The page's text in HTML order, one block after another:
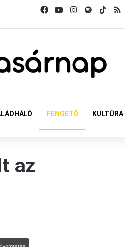
FacebookYouTubeInstagram
SpotifyTikTok
PENGETŐ KULTÚRA
az